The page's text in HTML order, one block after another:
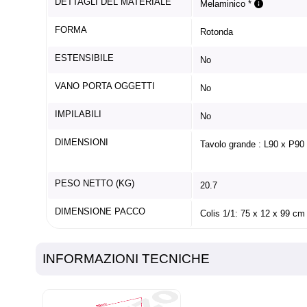
Melaminico *
FORMA Rotonda
ESTENSIBILE No
VANO PORTA OGGETTI No
IMPILABILI No
DIMENSIONI Tavolo grande : L90 x P90
PESO NETTO (KG) 20.7
DIMENSIONE PACCO Colis 1/1: 75 x 12 x 99 cm
INFORMAZIONI TECNICHE